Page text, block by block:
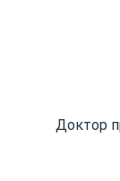
Доктор